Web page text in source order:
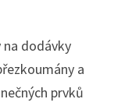
dodávky
a
prvků